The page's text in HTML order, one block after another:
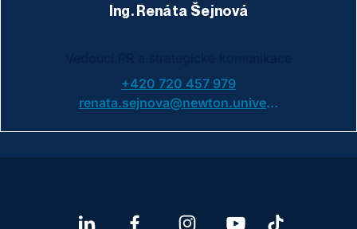
Ing. Renáta Šejnová
+420 720 457 979
renata.sejnova@newton.university